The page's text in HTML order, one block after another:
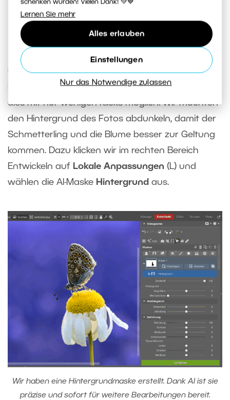
schenken würden! Vielen Dank! 💚💙
Lernen Sie mehr
Alles erlauben
Einstellungen
Nur das Notwendige zulassen
Lokale Anpassungen zum
Schluss
Oft ist es auch sinnvoll, einen bestimmten Teil des
Fotos separat zu bearbeiten. DankAI-Masken
dies mit nur wenigen Klicks möglich. Wir möchten
den Hintergrund des Fotos abdunkeln, damit der
Schmetterling und die Blume besser zur Geltung
kommen. Dazu klicken wir im rechten Bereich
Entwickeln auf Lokale Anpassungen (L) und
wählen die AI-Maske Hintergrund aus.
Wir haben eine Hintergrundmaske erstellt. Dank AI ist sie
präzise und sofort für weitere Bearbeitungen bereit.